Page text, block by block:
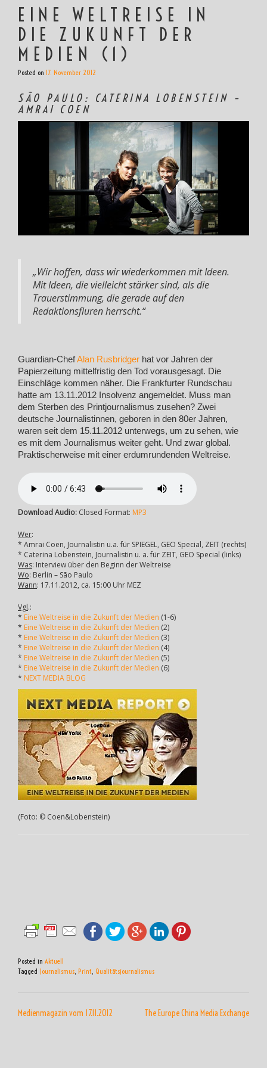
EINE WELTREISE IN
DIE ZUKUNFT DER
MEDIEN (1)
Posted on 17. November 2012
SÃO PAULO: CATERINA LOBENSTEIN –
AMRAI COEN
„Wir hoffen, dass wir wiederkommen mit Ideen.
Mit Ideen, die vielleicht stärker sind, als die
Trauerstimmung, die gerade auf den
Redaktionsfluren herrscht.“
Guardian-ChefAlan Rusbridger hat vor Jahren der
Papierzeitung mittelfristig den Tod vorausgesagt. Die
Einschläge kommen näher. Die Frankfurter Rundschau
hatte am 13.11.2012 Insolvenz angemeldet. Muss man
dem Sterben des Printjournalismus zusehen? Zwei
deutsche Journalistinnen, geboren in den 80er Jahren,
waren seit dem 15.11.2012 unterwegs, um zu sehen, wie
es mit dem Journalismus weiter geht. Und zwar global.
Praktischerweise mit einer erdumrundenden Weltreise.
Download Audio: Closed Format: MP3
Wer:
* Amrai Coen, Journalistin u.a. für SPIEGEL, GEO Special, ZEIT (rechts)
* Caterina Lobenstein, Journalistin u. a. für ZEIT, GEO Special (links)
Was: Interview über den Beginn der Weltreise
Wo: Berlin – São Paulo
Wann: 17.11.2012, ca. 15:00 Uhr MEZ
Vgl.:
* Eine Weltreise in die Zukunft der Medien (1-6)
* Eine Weltreise in die Zukunft der Medien (2)
* Eine Weltreise in die Zukunft der Medien (3)
* Eine Weltreise in die Zukunft der Medien (4)
* Eine Weltreise in die Zukunft der Medien (5)
* Eine Weltreise in die Zukunft der Medien (6)
* NEXT MEDIA BLOG
(Foto: © Coen&Lobenstein)
Posted in Aktuell
Tagged Journalismus, Print, Qualitätsjournalismus
Medienmagazin vom 17.11.2012 The Europe China Media Exchange